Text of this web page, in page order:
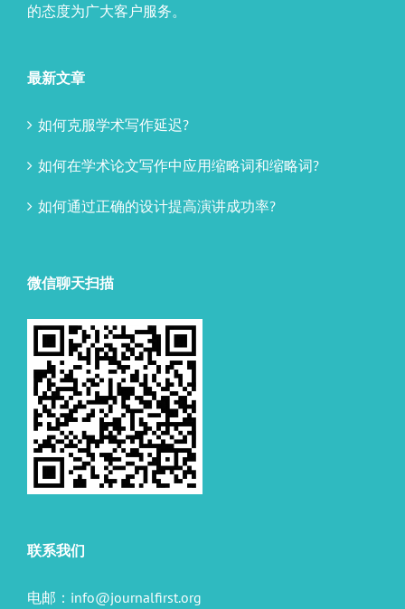
的态度为广大客户服务。
最新文章
如何克服学术写作延迟?
如何在学术论文写作中应用缩略词和缩略词?
如何通过正确的设计提高演讲成功率?
微信聊天扫描
联系我们
电邮： info@journalfirst.org